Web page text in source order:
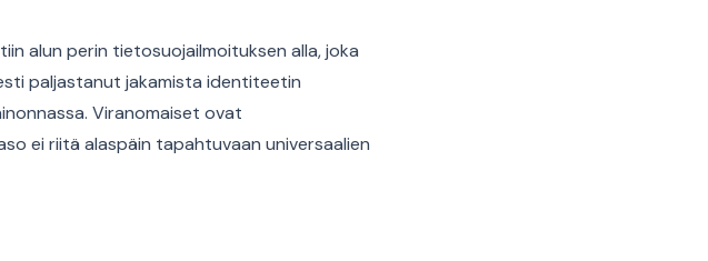
alun perin tietosuojailmoituksen alla, joka
paljastanut jakamista identiteetin
Viranomaiset ovat
ei riitä alaspäin tapahtuvaan universaalien